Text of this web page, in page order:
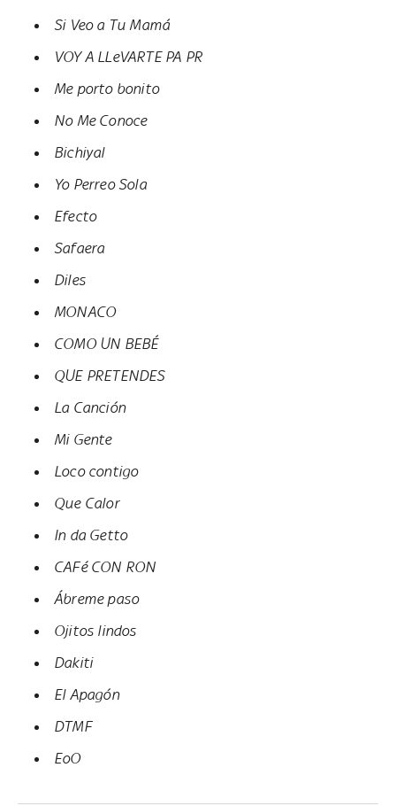
Si Veo a Tu Mamá
VOY A LLeVARTE PA PR
Me porto bonito
No Me Conoce
Bichiyal
Yo Perreo Sola
Efecto
Safaera
Diles
MONACO
COMO UN BEBÉ
QUE PRETENDES
La Canción
Mi Gente
Loco contigo
Que Calor
In da Getto
CAFé CON RON
Ábreme paso
Ojitos lindos
Dakiti
El Apagón
DTMF
EoO